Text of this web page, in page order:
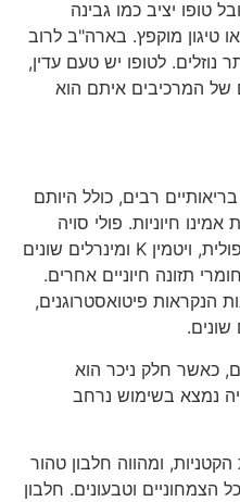
יציב כמו גבינה
מוקפץ. בארה"ב לרוב
לטופו יש טעם עדין,
המרכיבים איתם הוא
רבים, כולל היותם
חיוניות. פולי סויה
עשירים בוויטמינים כמו חומצה פולית, ויטמין K ומינרלים שונים
תזונה חיוניים אחרים.
פיטואסטרוגנים,
כאשר חלק ניכר הוא
נמצא בשימוש נרחב
ומהווה חלבון טהור
וטבעונים. חלבון